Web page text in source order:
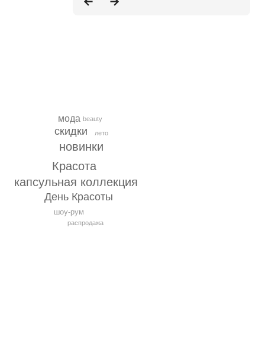
Красота
капсульная коллекция
новинки
скидки
День Красоты
мода
шоу-рум
распродажа
лето
beauty